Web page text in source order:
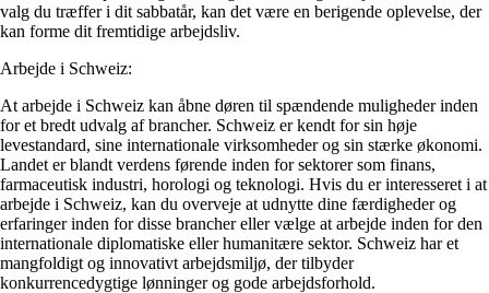
valg du træffer i dit sabbatår, kan det være en berigende oplevelse, der
kan forme dit fremtidige arbejdsliv.
Arbejde i Schweiz:
At arbejde i Schweiz kan åbne døren til spændende muligheder inden
for et bredt udvalg af brancher. Schweiz er kendt for sin høje
levestandard, sine internationale virksomheder og sin stærke økonomi.
Landet er blandt verdens førende inden for sektorer som finans,
farmaceutisk industri, horologi og teknologi. Hvis du er interesseret i at
arbejde i Schweiz, kan du overveje at udnytte dine færdigheder og
erfaringer inden for disse brancher eller vælge at arbejde inden for den
internationale diplomatiske eller humanitære sektor. Schweiz har et
mangfoldigt og innovativt arbejdsmiljø, der tilbyder
konkurrencedygtige lønninger og gode arbejdsforhold.